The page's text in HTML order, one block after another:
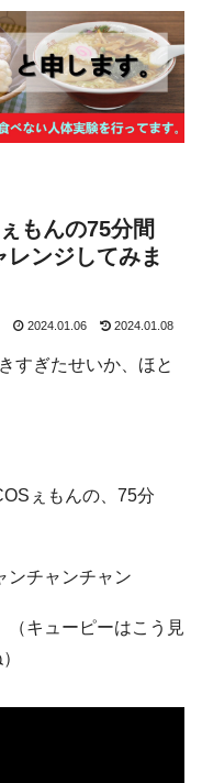
もんの75分間
ンジしてみま
2024.01.06 2024.01.08
すぎたせいか、ほと
ぇもんの、75分
ンチャンチャン
（キューピーはこう見